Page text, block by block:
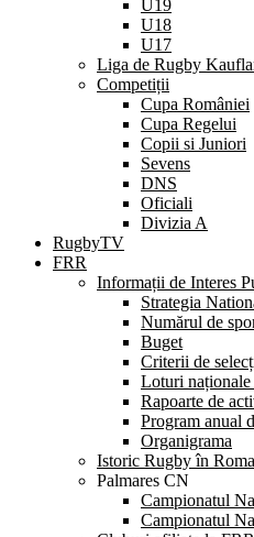
U19
U18
U17
Liga de Rugby
Competiții
Cupa României
Cupa Regelui
Copii si Juniori
Sevens
DNS
Oficiali
Divizia A
RugbyTV
FRR
Informații de Interes
Strategia
Numărul de
Buget
Criterii de
Loturi naționale
Rapoarte de
Program anual
Organigrama
Istoric Rugby în
Palmares CN
Campionatul
Campionatul